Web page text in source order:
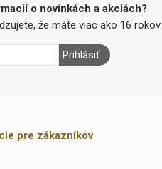
o novinkách a akciách?
že máte viac ako 16 rokov.
Prihlásiť
pre zákazníkov